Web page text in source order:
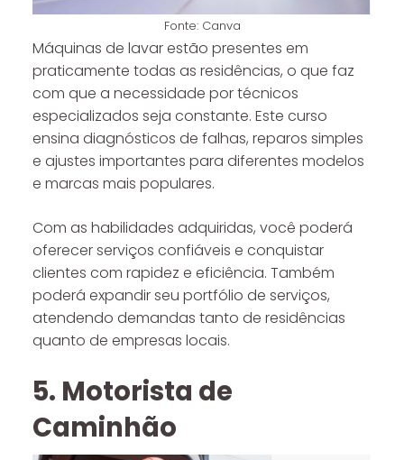
Fonte: Canva
Máquinas de lavar estão presentes em
praticamente todas as residências, o que faz
com que a necessidade por técnicos
especializados seja constante. Este curso
ensina diagnósticos de falhas, reparos simples
e ajustes importantes para diferentes modelos
e marcas mais populares.
Com as habilidades adquiridas, você poderá
oferecer serviços confiáveis e conquistar
clientes com rapidez e eficiência. Também
poderá expandir seu portfólio de serviços,
atendendo demandas tanto de residências
quanto de empresas locais.
5. Motorista de
Caminhão